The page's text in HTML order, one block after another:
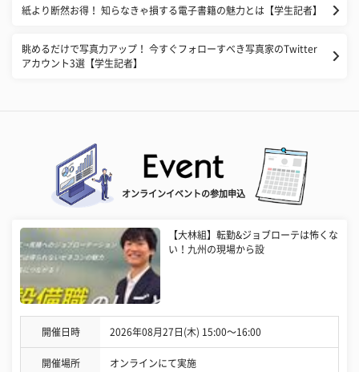
紙より断然お得！ 知らなきゃ損する電子書籍の魅力とは【学生記者】
眺めるだけで写真力アップ！ 今すぐフォローすべき写真家のTwitter
アカウント3選【学生記者】
オンラインイベントの参加申込
【大林組】転勤&ジョブローテは怖くな
い！九州の現場から設
開催日時 2026年08月27日(木) 15:00〜16:00
開催場所 オンラインにて実施